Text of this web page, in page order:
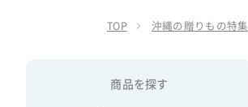
TOP 沖縄の贈りもの特集
商品を探す